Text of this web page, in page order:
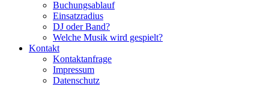
Buchungsablauf
Einsatzradius
DJ oder Band?
Welche Musik wird gespielt?
Kontakt
Kontaktanfrage
Impressum
Datenschutz